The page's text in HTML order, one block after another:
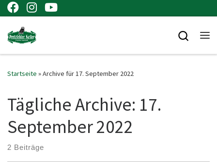
Zum Inhalt springen
Startseite »Archive für 17. September 2022
Tägliche Archive: 17.
September 2022
2 Beiträge